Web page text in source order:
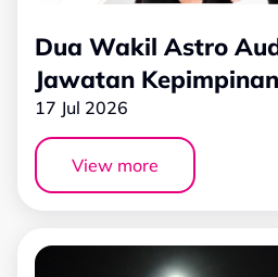
Dua Wakil Astro
Jawatan
Commercial Radio
bagi Penggal 2026-
17 Jul 2026
View more